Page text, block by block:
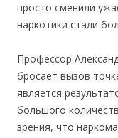
просто сменили
наркотики стали
Профессор
бросает вызов
является
большого
зрения, что